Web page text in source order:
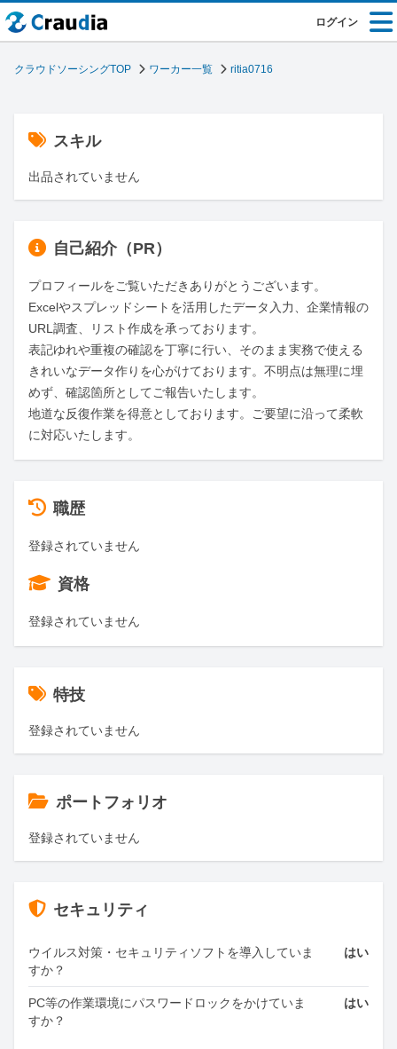
ログイン
クラウドソーシングTOP ワーカー一覧 ritia0716
スキル
出品されていません
自己紹介（PR）
プロフィールをご覧いただきありがとうございます。
Excelやスプレッドシートを活用したデータ入力、企業情報の
URL調査、リスト作成を承っております。
表記ゆれや重複の確認を丁寧に行い、そのまま実務で使える
きれいなデータ作りを心がけております。不明点は無理に埋
めず、確認箇所としてご報告いたします。
地道な反復作業を得意としております。ご要望に沿って柔軟
に対応いたします。
職歴
登録されていません
資格
登録されていません
特技
登録されていません
ポートフォリオ
登録されていません
セキュリティ
ウイルス対策・セキュリティソフトを導入していま
すか？
はい
PC等の作業環境にパスワードロックをかけていま
すか？
はい